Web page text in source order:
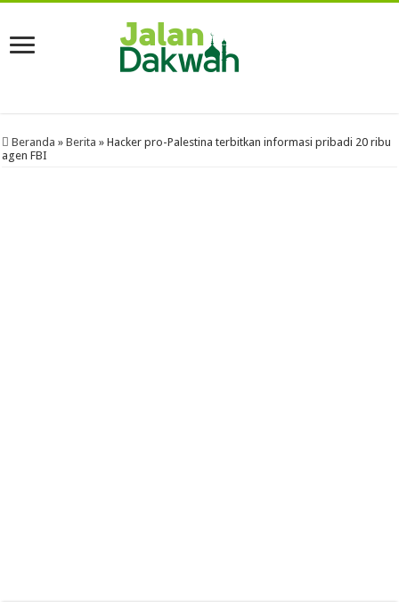
Beranda » Berita » Hacker pro-Palestina terbitkan informasi pribadi 20 ribu
agen FBI